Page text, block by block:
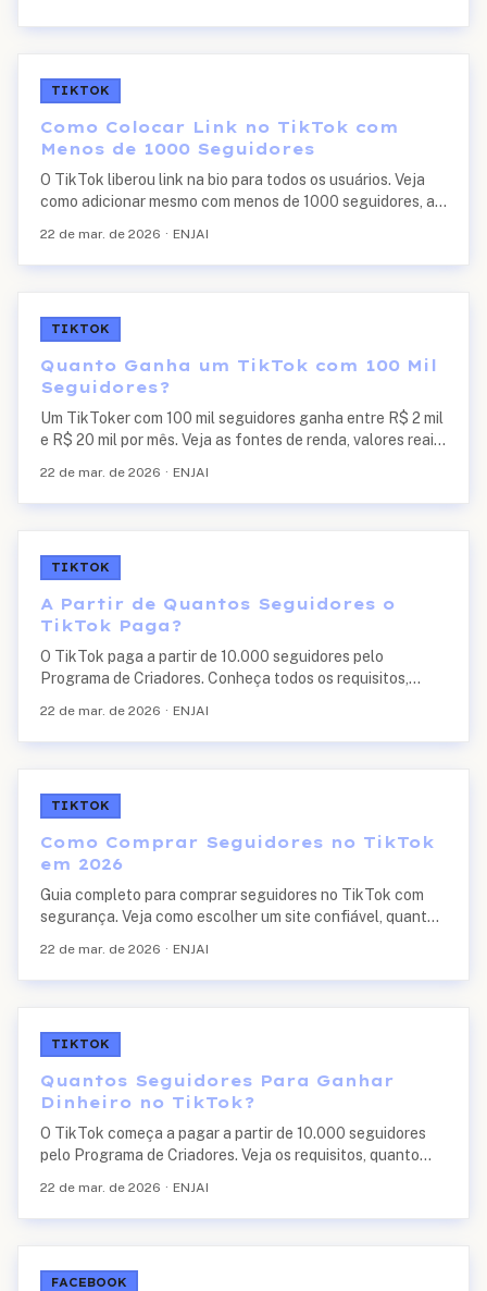
TIKTOK
Como Colocar Link no TikTok com
Menos de 1000 Seguidores
O TikTok liberou link na bio para todos os usuários. Veja
como adicionar mesmo com menos de 1000 seguidores, as
22 de mar. de 2026 · ENJAI
TIKTOK
Quanto Ganha um TikTok com 100 Mil
Seguidores?
Um TikToker com 100 mil seguidores ganha entre R$ 2 mil
e R$ 20 mil por mês. Veja as fontes de renda, valores reais
22 de mar. de 2026 · ENJAI
TIKTOK
A Partir de Quantos Seguidores o
TikTok Paga?
O TikTok paga a partir de 10.000 seguidores pelo
Programa de Criadores. Conheça todos os requisitos,
22 de mar. de 2026 · ENJAI
TIKTOK
Como Comprar Seguidores no TikTok
em 2026
Guia completo para comprar seguidores no TikTok com
segurança. Veja como escolher um site confiável, quanto
22 de mar. de 2026 · ENJAI
TIKTOK
Quantos Seguidores Para Ganhar
Dinheiro no TikTok?
O TikTok começa a pagar a partir de 10.000 seguidores
pelo Programa de Criadores. Veja os requisitos, quanto
22 de mar. de 2026 · ENJAI
FACEBOOK